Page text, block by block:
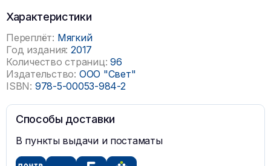
Характеристики
Переплёт: Мягкий
Год издания: 2017
Количество страниц: 96
Издательство: ООО "Свет"
ISBN: 978-5-00053-984-2
Способы доставки
В пункты выдачи и постаматы